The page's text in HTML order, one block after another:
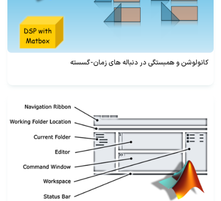
کانولوشن و همبستگی در دنباله های زمان-گسسته